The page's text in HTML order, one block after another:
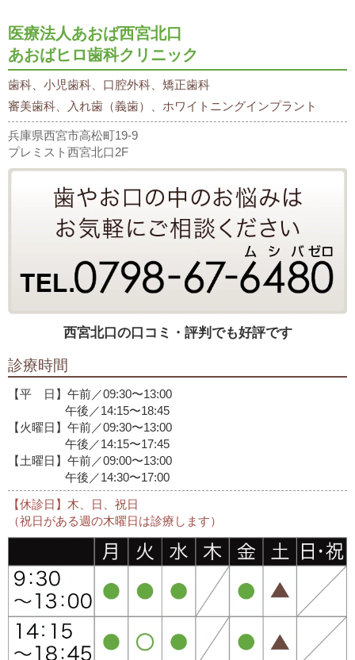
医療法人あおば西宮北口
あおばヒロ歯科クリニック
歯科、小児歯科、口腔外科、矯正歯科
審美歯科、入れ歯（義歯）、ホワイトニングインプラント
兵庫県西宮市高松町19-9
プレミスト西宮北口2F
西宮北口の口コミ・評判でも好評です
診療時間
【平 日】午前／09:30〜13:00
午後／14:15〜18:45
【火曜日】午前／09:30〜13:00
午後／14:15〜17:45
【土曜日】午前／09:00〜13:00
午後／14:30〜17:00
【休診日】木、日、祝日
（祝日がある週の木曜日は診療します）